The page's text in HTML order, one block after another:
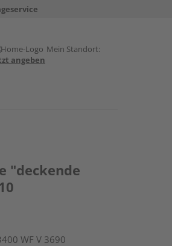
Mein Standort:
angeben
"deckende
WF V 3690